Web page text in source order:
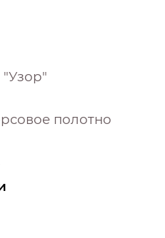
полотно